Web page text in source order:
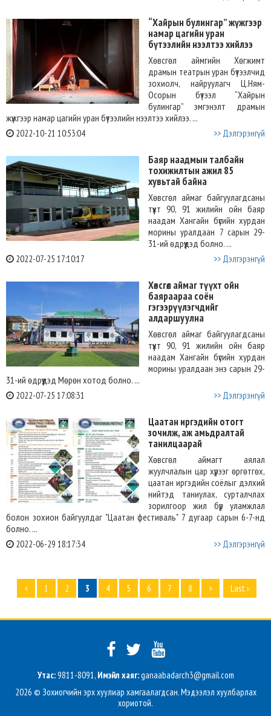
“Хайрын булингар” жүжгээр
намар цагийн уран
бүтээлийн нээлтээ хийлээ
Хөвсгөл аймгийн Хөгжимт
драмын театрын уран бүтээлчид
зохиолч, найруулагч Ц.Ням-
Осорын бүтээл “Хайрын
булингар” эмгэнэлт драмын
жүжгээр намар цагийн уран бүтээлийн нээлтээ хийлээ. ...
2022-10-21 10:53:04 >> Дэлгэрэнгүй
Баяр наадмын талбайн
тохижилтын ажил 85
хувьтай байна
Хөвсгөл аймаг байгуулагдсаны
түүхт 90, 91 жилийн ойн баяр
наадам Хангайн бүсийн хурдан
морины уралдаан 7 сарын 29-
31-ий өдрүүдэд болно. ...
2022-07-25 17:10:17 >> Дэлгэрэнгүй
Хөвсгөл аймаг түүхт ойн
баяраараа соён
гэгээрүүлэгчдийг
алдаршуулна
Хөвсгөл аймаг байгуулагдсаны
түүхт 90, 91 жилийн ойн баяр
наадам Хангайн бүсийн хурдан
морины уралдаан энэ сарын 29-
31-ий өдрүүдэд Мөрөн хотод болно. ...
2022-07-25 17:08:31 >> Дэлгэрэнгүй
Цаатан иргэдийн отогт
зочилж, аж амьдралтай
танилцаарай
Хөвсгөл аймагт аялал
жуулчлалын цар хүрээг өргөтгөх,
цаатан иргэдийн соёлыг дэлхий
нийтэд таниулах, сурталчлах
зорилгоор жил бүр уламжлал
болон зохион байгуулдаг "Цаатан фестиваль" 7 дугаар сарын 6-7-нд
болно. ...
2022-06-29 18:17:34 >> Дэлгэрэнгүй
< 1 2 3 4 5 6 7 8 > Last ›
Утас:9811-8091, Имэйл хаяг:ganaabadarch3@gmail.com
2026 © Зохиогчийн эрх хуулиар хамгаалагдсан. Мэдээлэл хуулбарлах
хориотой.